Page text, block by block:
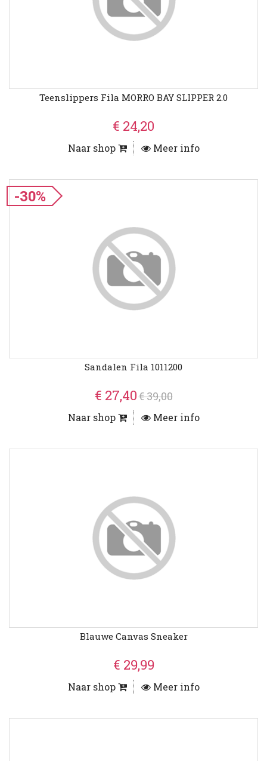
Teenslippers Fila MORRO BAY SLIPPER 2.0
€ 24,20
Naar shop Meer info
-30%
Sandalen Fila 1011200
€ 27,40€ 39,00
Naar shop Meer info
Blauwe Canvas Sneaker
€ 29,99
Naar shop Meer info